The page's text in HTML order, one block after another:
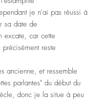
je n'ai pas réussi à
sa date de
excate, car cette
reste
ancienne, et ressemble
parlantes" du début du
donc je la situe à peu